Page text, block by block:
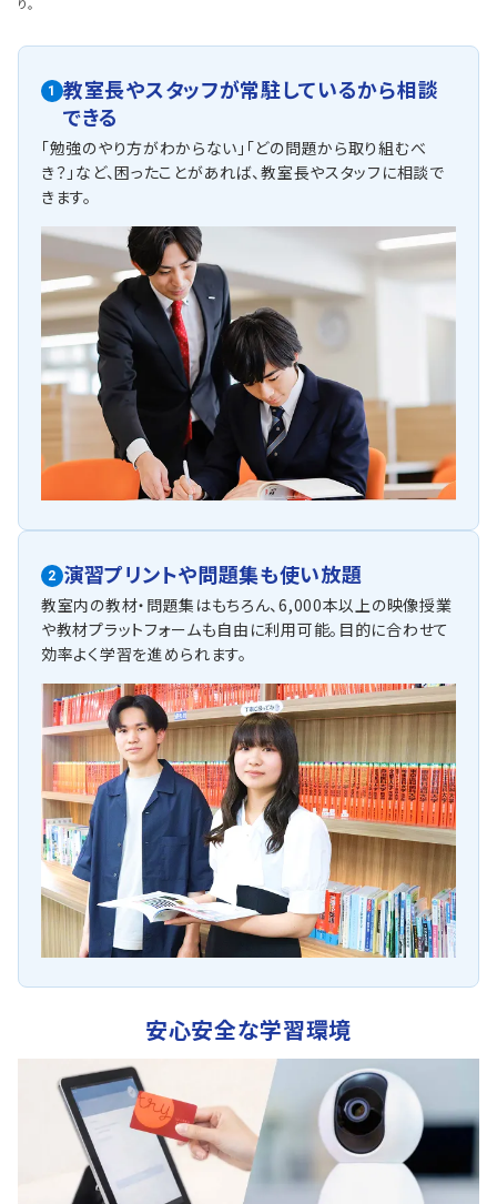
り。
1
教室長やスタッフが常駐しているから相談
できる
「勉強のやり方がわからない」「どの問題から取り組むべ
き？」など、困ったことがあれば、教室長やスタッフに相談で
きます。
2 演習プリントや問題集も使い放題
教室内の教材・問題集はもちろん、6,000本以上の映像授業
や教材プラットフォームも自由に利用可能。目的に合わせて
効率よく学習を進められます。
安心安全な学習環境